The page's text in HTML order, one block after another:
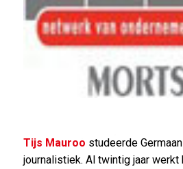
Tijs Mauroo studeerde
journalistiek. Al twintig jaar werkt